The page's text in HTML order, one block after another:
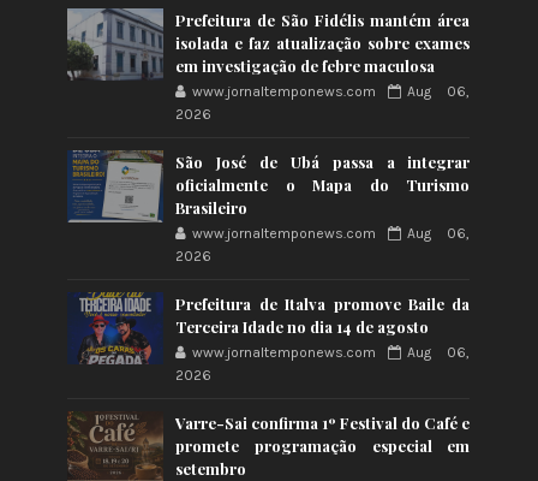
Prefeitura de São Fidélis mantém área
isolada e faz atualização sobre exames
em investigação de febre maculosa
www.jornaltemponews.com
Aug 06,
2026
São José de Ubá passa a integrar
oficialmente o Mapa do Turismo
Brasileiro
www.jornaltemponews.com
Aug 06,
2026
Prefeitura de Italva promove Baile da
Terceira Idade no dia 14 de agosto
www.jornaltemponews.com
Aug 06,
2026
Varre-Sai confirma 1º Festival do Café e
promete programação especial em
setembro